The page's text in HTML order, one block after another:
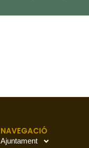
NAVEGACIÓ
Ajuntament